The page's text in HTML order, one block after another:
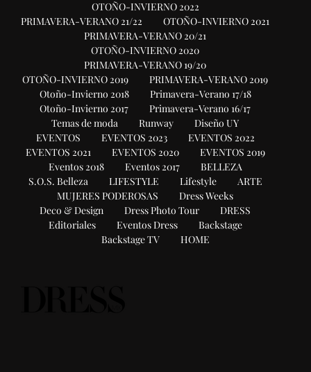
OTOÑO-INVIERNO 2022
PRIMAVERA-VERANO 21/22
OTOÑO-INVIERNO 2021
PRIMAVERA-VERANO 20/21
OTOÑO-INVIERNO 2020
PRIMAVERA-VERANO 19/20
OTOÑO-INVIERNO 2019
PRIMAVERA-VERANO 2019
Otoño-Invierno 2018
Primavera-Verano 17/18
Otoño-Invierno 2017
Primavera-Verano 16/17
Temas de moda
Runway
Diseño UY
EVENTOS
EVENTOS 2023
EVENTOS 2022
EVENTOS 2021
EVENTOS 2020
EVENTOS 2019
Eventos 2018
Eventos 2017
BELLEZA
S.O.S. Belleza
LIFESTYLE Lifestyle
ARTE
MUJERES PODEROSAS
Dress Weeks
Deco & Design
Dress Photo Tour
DRESS
Editoriales
Eventos Dress
Backstage
Backstage TV
HOME